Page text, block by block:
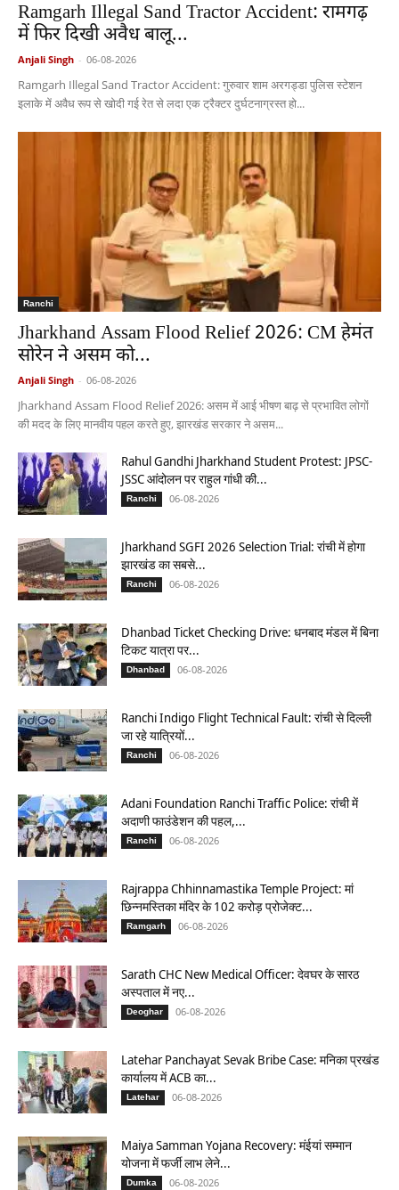
Ramgarh Illegal Sand Tractor Accident: रामगढ़
में फिर दिखी अवैध बालू...
Anjali Singh - 06-08-2026
Ramgarh Illegal Sand Tractor Accident: गुरुवार शाम अरगड्डा पुलिस स्टेशन
इलाके में अवैध रूप से खोदी गई रेत से लदा एक ट्रैक्टर दुर्घटनाग्रस्त हो...
Ranchi
Jharkhand Assam Flood Relief 2026: CM हेमंत
सोरेन ने असम को...
Anjali Singh - 06-08-2026
Jharkhand Assam Flood Relief 2026: असम में आई भीषण बाढ़ से प्रभावित लोगों
की मदद के लिए मानवीय पहल करते हुए, झारखंड सरकार ने असम...
Rahul Gandhi Jharkhand Student Protest: JPSC-
JSSC आंदोलन पर राहुल गांधी की...
Ranchi 06-08-2026
Jharkhand SGFI 2026 Selection Trial: रांची में होगा
झारखंड का सबसे...
Ranchi 06-08-2026
Dhanbad Ticket Checking Drive: धनबाद मंडल में बिना
टिकट यात्रा पर...
Dhanbad 06-08-2026
Ranchi Indigo Flight Technical Fault: रांची से दिल्ली
जा रहे यात्रियों...
Ranchi 06-08-2026
Adani Foundation Ranchi Traffic Police: रांची में
अदाणी फाउंडेशन की पहल,...
Ranchi 06-08-2026
Rajrappa Chhinnamastika Temple Project: मां
छिन्नमस्तिका मंदिर के 102 करोड़ प्रोजेक्ट...
Ramgarh 06-08-2026
Sarath CHC New Medical Officer: देवघर के सारठ
अस्पताल में नए...
Deoghar 06-08-2026
Latehar Panchayat Sevak Bribe Case: मनिका प्रखंड
कार्यालय में ACB का...
Latehar 06-08-2026
Maiya Samman Yojana Recovery: मंईयां सम्मान
योजना में फर्जी लाभ लेने...
Dumka 06-08-2026